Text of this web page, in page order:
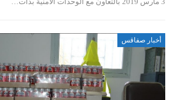
أخبار صفاقس